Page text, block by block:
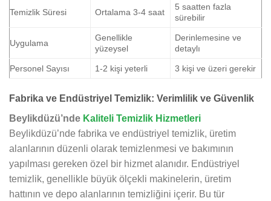
Temizlik Süresi Ortalama 3-4 saat
5 saatten fazla
sürebilir
Uygulama
Genellikle
yüzeysel
Derinlemesine ve
detaylı
Personel Sayısı 1-2 kişi yeterli 3 kişi ve üzeri gerekir
Fabrika ve Endüstriyel Temizlik: Verimlilik ve Güvenlik
Beylikdüzü’nde Kaliteli Temizlik Hizmetleri
Beylikdüzü’nde fabrika ve endüstriyel temizlik, üretim
alanlarının düzenli olarak temizlenmesi ve bakımının
yapılması gereken özel bir hizmet alanıdır. Endüstriyel
temizlik, genellikle büyük ölçekli makinelerin, üretim
hattının ve depo alanlarının temizliğini içerir. Bu tür